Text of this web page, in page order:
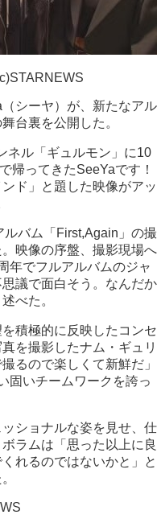
シーヤ）が、新たなアル
台裏を公開した。
ネル「ギュルモン」に10
帰ってきたSeeYaです！
ド」と題した映像がアッ
バム「First,Again」の撮
映像の序盤、撮影現場へ
年でフルアルバムのジャ
議で面白そう。なんだか
べた。
積極的に反映したコンセ
を撮影したナム・ギュリ
るので楽しくて新鮮だ」
固いチームワークを誇っ
ショナルな姿を見せ、仕
ラムは「思った以上に良
れるのではないかと」と